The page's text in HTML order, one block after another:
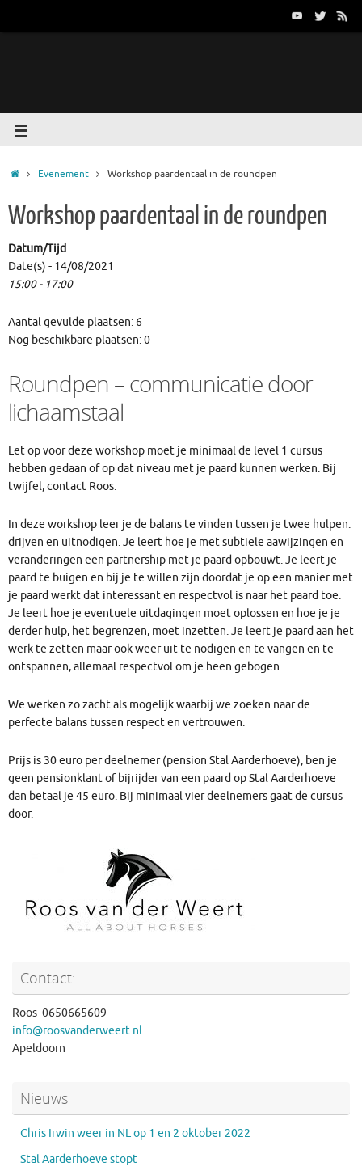
Evenement Workshop paardentaal in de roundpen
Workshop paardentaal in de roundpen
Datum/Tijd
Date(s) - 14/08/2021
15:00 - 17:00
Aantal gevulde plaatsen: 6
Nog beschikbare plaatsen: 0
Roundpen – communicatie door
lichaamstaal
Let op voor deze workshop moet je minimaal de level 1 cursus
hebben gedaan of op dat niveau met je paard kunnen werken. Bij
twijfel, contact Roos.
In deze workshop leer je de balans te vinden tussen je twee hulpen:
drijven en uitnodigen. Je leert hoe je met subtiele aawijzingen en
veranderingen een partnership met je paard opbouwt. Je leert je
paard te buigen en bij je te willen zijn doordat je op een manier met
je paard werkt dat interessant en respectvol is naar het paard toe.
Je leert hoe je eventuele uitdagingen moet oplossen en hoe je je
derder hulp, het begrenzen, moet inzetten. Je leert je paard aan het
werk te zetten maar ook weer uit te nodigen en te vangen en te
ontspannen, allemaal respectvol om je heen gebogen.
We werken zo zacht als mogelijk waarbij we zoeken naar de
perfecte balans tussen respect en vertrouwen.
Prijs is 30 euro per deelnemer (pension Stal Aarderhoeve), ben je
geen pensionklant of bijrijder van een paard op Stal Aarderhoeve
dan betaal je 45 euro. Bij minimaal vier deelnemers gaat de cursus
door.
Contact:
Roos 0650665609
info@roosvanderweert.nl
Apeldoorn
Nieuws
Chris Irwin weer in NL op 1 en 2 oktober 2022
Stal Aarderhoeve stopt